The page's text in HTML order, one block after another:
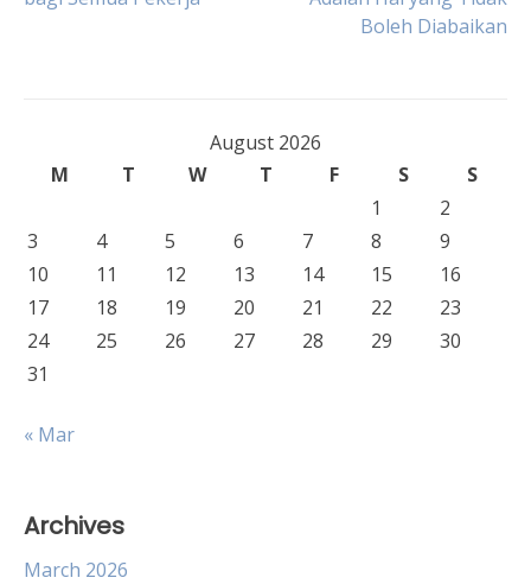
navigation
Boleh Diabaikan
August 2026
M
T W T F S
S
1
2
3
4 5 6 7 8
9
10
11 12 13 14 15
16
17
18 19 20 21 22
23
24
25 26 27 28 29
30
31
« Mar
Archives
March 2026